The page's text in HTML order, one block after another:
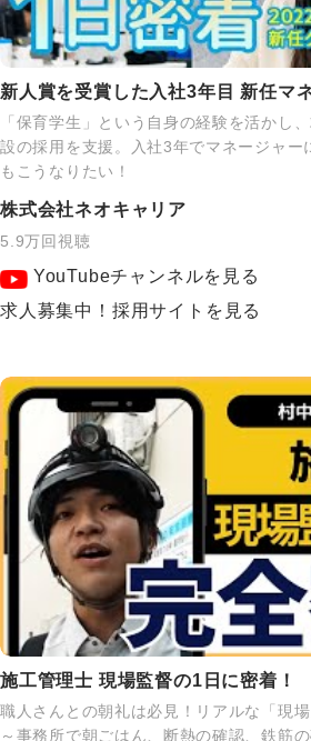
新人賞を受賞した入社3年目 新任マ
「保育学生」という自身の経験を活かし
設の採用を支援。入社3年でマネージャー
もこうなりたい！
株式会社ネオキャリア
5.9万回視聴
YouTubeチャンネルを見る
求人募集中！採用サイトを見る
施工管理士 現場監督の1日に密着！
職人さんとの朝礼は必見！リアルな「現
～事務所で朝ごはん、断熱の確認、鉄筋